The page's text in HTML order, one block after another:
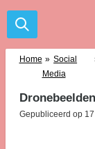
Ga
direct
hoofdinhoud
Home » Social
Media
Gepubliceerd op